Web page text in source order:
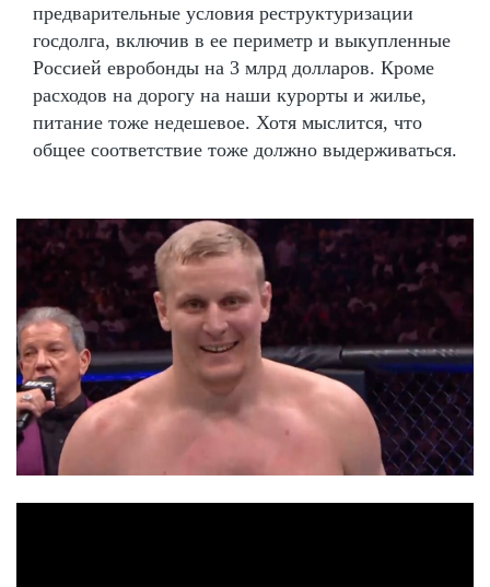
предварительные условия реструктуризации
госдолга, включив в ее периметр и выкупленные
Россией евробонды на 3 млрд долларов. Кроме
расходов на дорогу на наши курорты и жилье,
питание тоже недешевое. Хотя мыслится, что
общее соответствие тоже должно выдерживаться.